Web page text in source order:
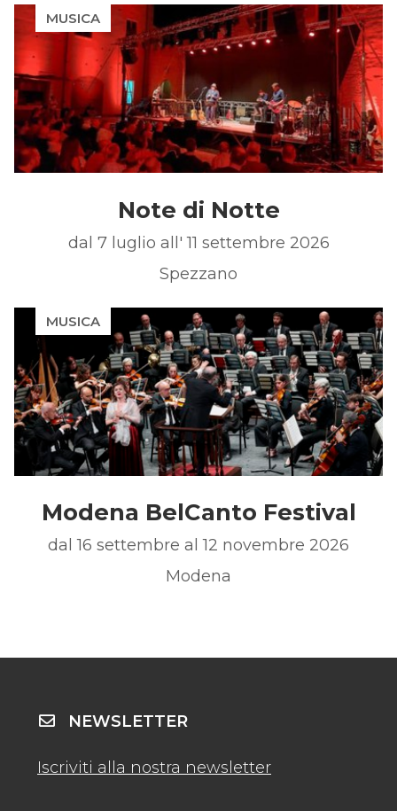
MUSICA
Note di Notte
dal 7 luglio all' 11 settembre 2026
Spezzano
MUSICA
Modena BelCanto Festival
dal 16 settembre al 12 novembre 2026
Modena
NEWSLETTER
Iscriviti alla nostra newsletter